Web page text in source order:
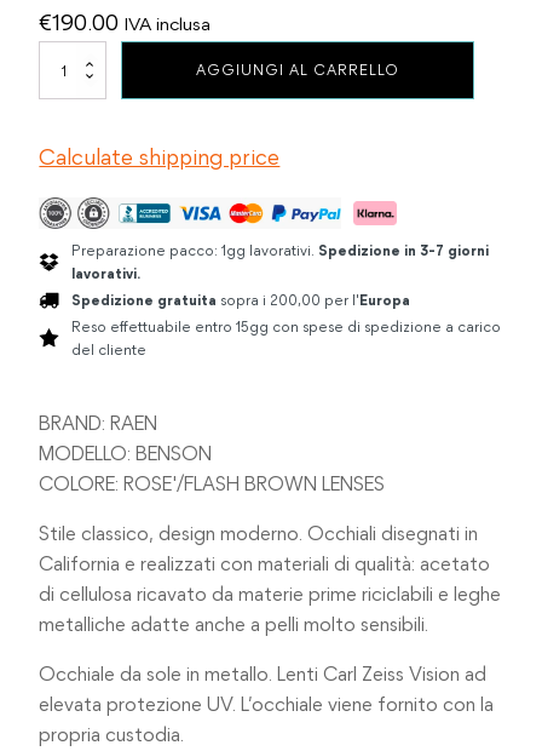
€190.00 IVA inclusa
RAEN
AGGIUNGI AL CARRELLO
Calculate shipping price
Preparazione pacco: 1gg lavorativi. Spedizione in 3-7 giorni
lavorativi.
Spedizione gratuita sopra i 200,00 per l'Europa
Reso effettuabile entro 15gg con spese di spedizione a carico
del cliente
BRAND: RAEN
MODELLO: BENSON
COLORE: ROSE'/FLASH BROWN LENSES
Stile classico, design moderno. Occhiali disegnati in
California e realizzati con materiali di qualità: acetato
di cellulosa ricavato da materie prime riciclabili e leghe
metalliche adatte anche a pelli molto sensibili.
Occhiale da sole in metallo. Lenti Carl Zeiss Vision ad
elevata protezione UV. L’occhiale viene fornito con la
propria custodia.